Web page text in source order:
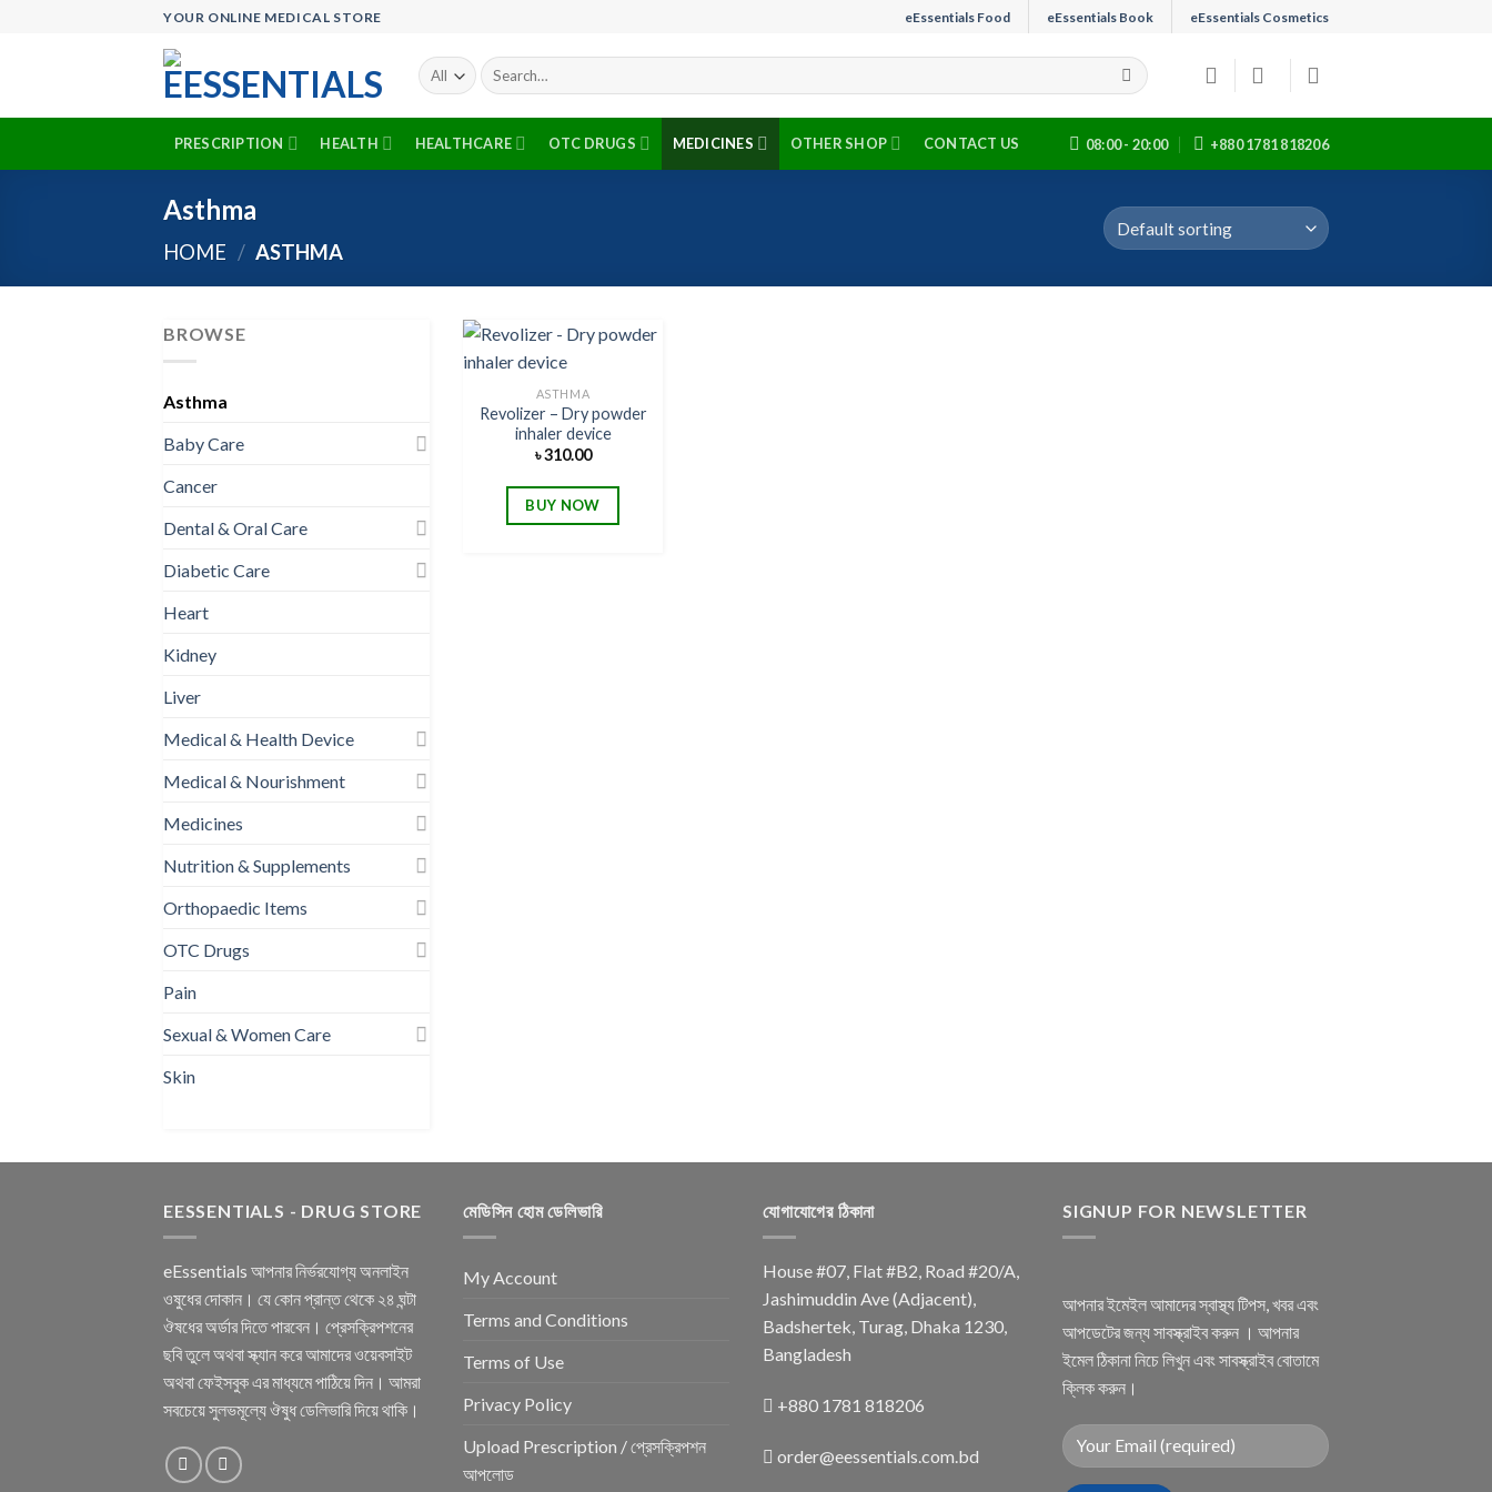
YOUR ONLINE MEDICAL STORE eEssentials Food eEssentials Book eEssentials Cosmetics
Search
for:
PRESCRIPTION HEALTH HEALTHCARE OTC DRUGS MEDICINES OTHER SHOP CONTACT US 08:00 - 20:00 +880 1781 818206
Asthma
HOME / ASTHMA
BROWSE
Asthma
Baby Care
Cancer
Dental & Oral Care
Diabetic Care
Heart
Kidney
Liver
Medical & Health Device
Medical & Nourishment
Medicines
Nutrition & Supplements
Orthopaedic Items
OTC Drugs
Pain
Sexual & Women Care
Skin
Add to
wishlist
ASTHMA
Revolizer – Dry powder
inhaler device
৳310.00
BUY NOW
EESSENTIALS - DRUG STORE
eEssentials আপনার নির্ভরযোগ্য অনলাইন
ওষুধের দোকান। যে কোন প্রান্ত থেকে ২৪ ঘন্টা
ঔষধের অর্ডার দিতে পারবেন। প্রেসক্রিপশনের
ছবি তুলে অথবা স্ক্যান করে আমাদের ওয়েবসাইট
অথবা ফেইসবুক এর মাধ্যমে পাঠিয়ে দিন। আমরা
সবচেয়ে সুলভমূল্যে ঔষুধ ডেলিভারি দিয়ে থাকি।
মেডিসিন হোম ডেলিভারি
My Account
Terms and Conditions
Terms of Use
Privacy Policy
Upload Prescription / প্রেসক্রিপশন
আপলোড
যোগাযোগের ঠিকানা
House #07, Flat #B2, Road #20/A,
Jashimuddin Ave (Adjacent),
Badshertek, Turag, Dhaka 1230,
Bangladesh
+880 1781 818206
order@eessentials.com.bd
SIGNUP FOR NEWSLETTER
আপনার ইমেইল আমাদের স্বাস্থ্য টিপস, খবর এবং
আপডেটের জন্য সাবস্ক্রাইব করুন । আপনার
ইমেল ঠিকানা নিচে লিখুন এবং সাবস্ক্রাইব বোতামে
ক্লিক করুন।